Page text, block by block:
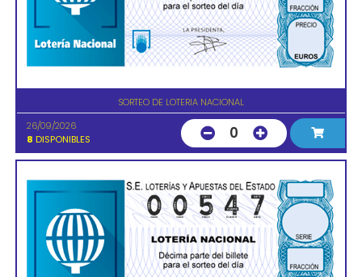
SORTEO DE LOTERIA NACIONAL
26/09/2026
8 DISPONIBLES 0